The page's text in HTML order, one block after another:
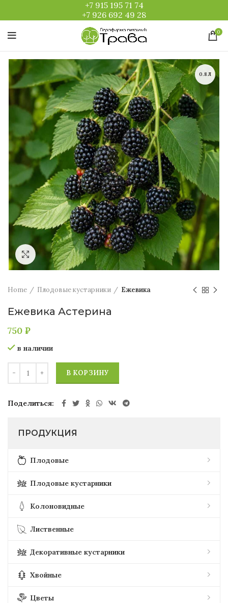
+7 915 195 71 74
+7 926 692 49 28
0
0.8Л
Увеличить
Home Плодовые кустарники Ежевика
Ежевика Астерина
750 ₽
в наличии
В КОРЗИНУ
Поделиться
ПРОДУКЦИЯ
Плодовые
Плодовые кустарники
Колоновидные
Лиственные
Декоративные кустарники
Хвойные
Цветы